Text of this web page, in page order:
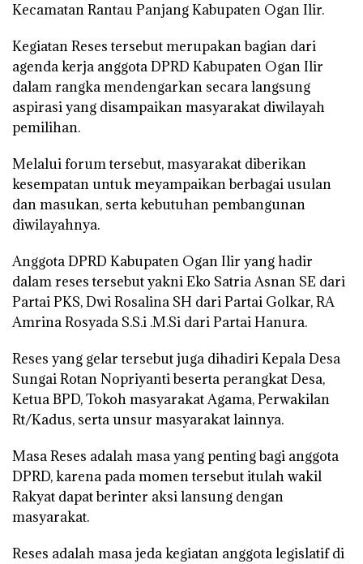
Kecamatan Rantau Panjang Kabupaten Ogan Ilir.
Kegiatan Reses tersebut merupakan bagian dari
agenda kerja anggota DPRD Kabupaten Ogan Ilir
dalam rangka mendengarkan secara langsung
aspirasi yang disampaikan masyarakat diwilayah
pemilihan.
Melalui forum tersebut, masyarakat diberikan
kesempatan untuk meyampaikan berbagai usulan
dan masukan, serta kebutuhan pembangunan
diwilayahnya.
Anggota DPRD Kabupaten Ogan Ilir yang hadir
dalam reses tersebut yakni Eko Satria Asnan SE dari
Partai PKS, Dwi Rosalina SH dari Partai Golkar, RA
Amrina Rosyada S.S.i .M.Si dari Partai Hanura.
Reses yang gelar tersebut juga dihadiri Kepala Desa
Sungai Rotan Nopriyanti beserta perangkat Desa,
Ketua BPD, Tokoh masyarakat Agama, Perwakilan
Rt/Kadus, serta unsur masyarakat lainnya.
Masa Reses adalah masa yang penting bagi anggota
DPRD, karena pada momen tersebut itulah wakil
Rakyat dapat berinter aksi lansung dengan
masyarakat.
Reses adalah masa jeda kegiatan anggota legislatif di